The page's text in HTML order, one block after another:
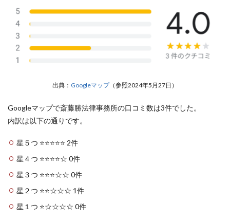
出典： Googleマップ（参照2024年5月27日）
Googleマップで斎藤勝法律事務所の口コミ数は3件でした。
内訳は以下の通りです。
星５つ ⭐️⭐️⭐️⭐️⭐️ 2件
星４つ ⭐️⭐️⭐️⭐️☆ 0件
星３つ ⭐️⭐️⭐️☆☆ 0件
星２つ ⭐️⭐️☆☆☆ 1件
星１つ ⭐️☆☆☆☆ 0件